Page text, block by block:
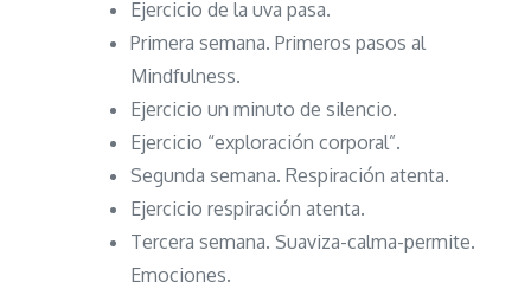
Ejercicio de la uva pasa.
Primera semana. Primeros pasos al
Mindfulness.
Ejercicio un minuto de silencio.
Ejercicio “exploración corporal”.
Segunda semana. Respiración atenta.
Ejercicio respiración atenta.
Tercera semana. Suaviza-calma-permite.
Emociones.